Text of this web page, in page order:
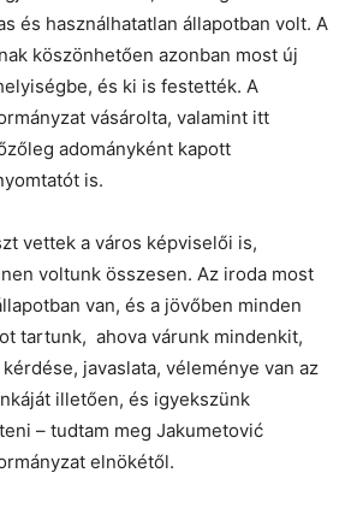
és használhatatlan állapotban volt. A
köszönhetően azonban most új
és ki is festették. A
vásárolta, valamint itt
adományként kapott
is.
vettek a város képviselői is,
voltunk összesen. Az iroda most
van, és a jövőben minden
tartunk, ahova várunk mindenkit,
javaslata, véleménye van az
illetően, és igyekszünk
– tudtam meg Jakumetović
elnökétől.